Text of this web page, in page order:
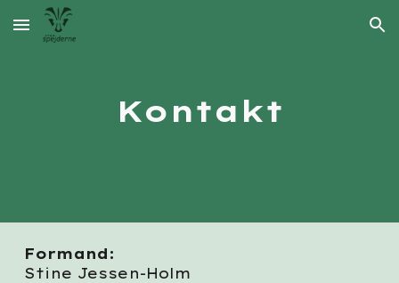
Skip to main content Skip to navigation
Kontakt
Formand:
Stine Jessen-Holm